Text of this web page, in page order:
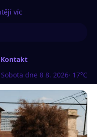
víc
Kontakt
dne 8 8. 2026· 17°C